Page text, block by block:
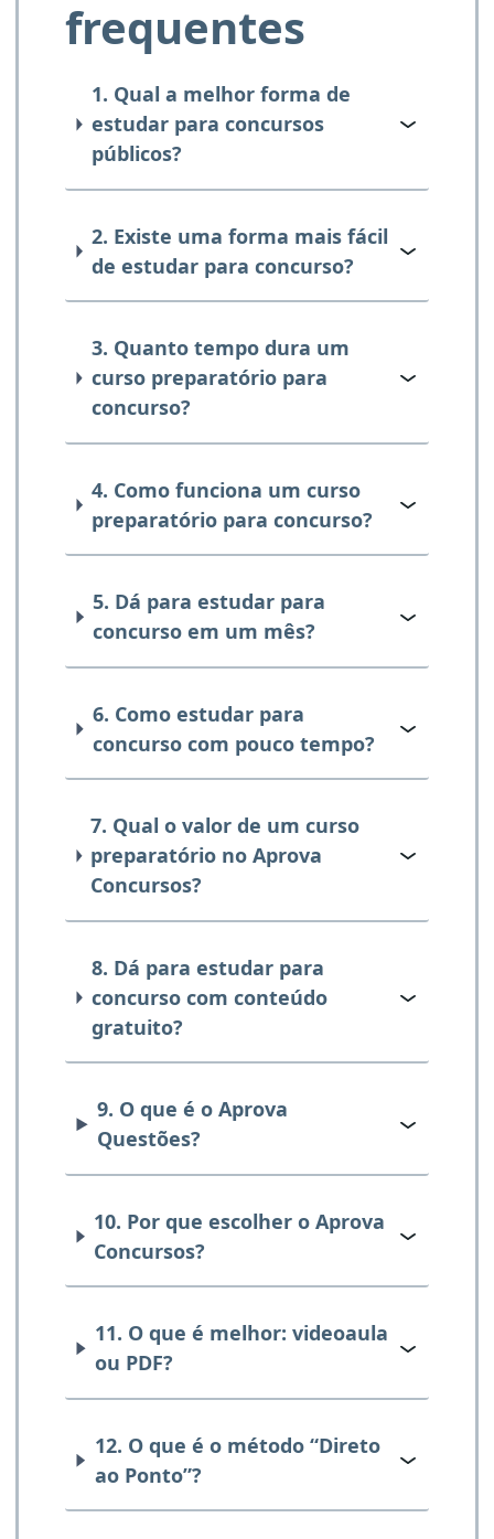
frequentes
1. Qual a melhor forma de
estudar para concursos
públicos?
2. Existe uma forma mais fácil
de estudar para concurso?
3. Quanto tempo dura um
curso preparatório para
concurso?
4. Como funciona um curso
preparatório para concurso?
5. Dá para estudar para
concurso em um mês?
6. Como estudar para
concurso com pouco tempo?
7. Qual o valor de um curso
preparatório no Aprova
Concursos?
8. Dá para estudar para
concurso com conteúdo
gratuito?
9. O que é o Aprova
Questões?
10. Por que escolher o Aprova
Concursos?
11. O que é melhor: videoaula
ou PDF?
12. O que é o método “Direto
ao Ponto”?